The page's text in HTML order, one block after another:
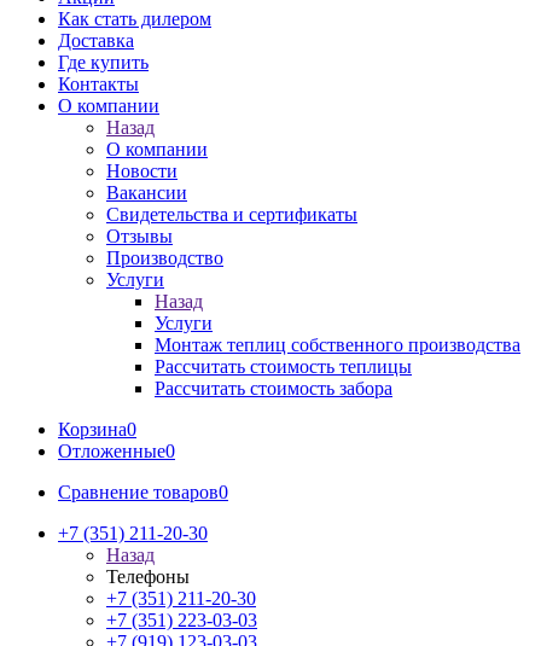
Как стать дилером
Доставка
Где купить
Контакты
О компании
Назад
О компании
Новости
Вакансии
Свидетельства и сертификаты
Отзывы
Производство
Услуги
Назад
Услуги
Монтаж теплиц собственного производства
Рассчитать стоимость теплицы
Рассчитать стоимость забора
Корзина0
Отложенные0
Сравнение товаров0
+7 (351) 211-20-30
Назад
Телефоны
+7 (351) 211-20-30
+7 (351) 223-03-03
+7 (919) 123-03-03